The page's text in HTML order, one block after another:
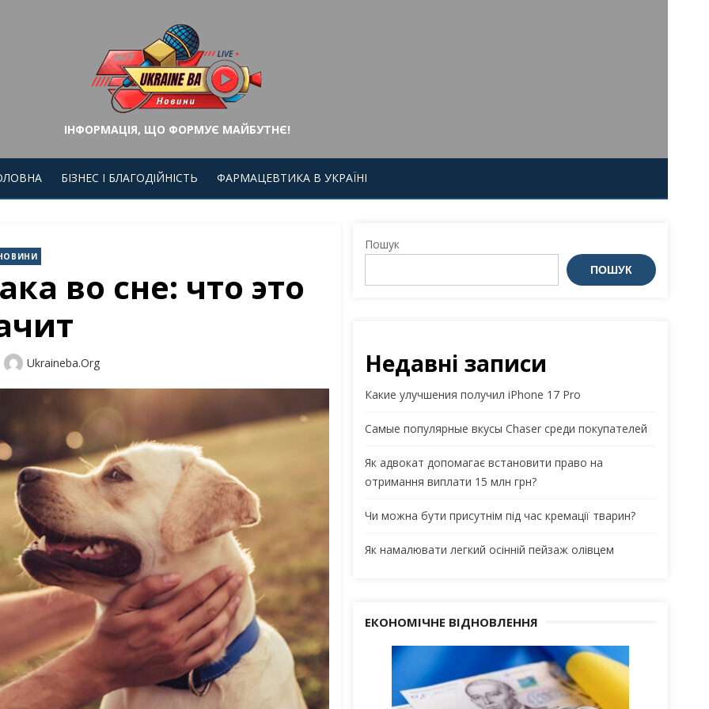
ІНФОРМАЦІЯ, ЩО ФОРМУЄ МАЙБУТНЄ!
БІЗНЕС І БЛАГОДІЙНІСТЬ ФАРМАЦЕВТИКА В УКРАЇНІ
во сне: что это
Author
Ukraineba.org
Пошук
ПОШУК
Недавні записи
Какие улучшения получил iPhone 17 Pro
Самые популярные вкусы Chaser среди покупателей
Як адвокат допомагає встановити право на
отримання виплати 15 млн грн?
Чи можна бути присутнім під час кремації тварин?
Як намалювати легкий осінній пейзаж олівцем
ЕКОНОМІЧНЕ ВІДНОВЛЕННЯ